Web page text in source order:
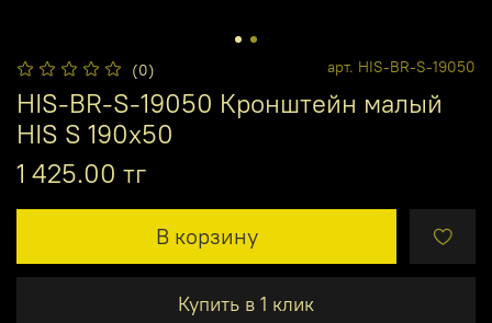
(0) арт. HIS-BR-S-19050
HIS-BR-S-19050 Кронштейн малый
HIS S 190x50
1 425.00 тг
В корзину
Купить в 1 клик